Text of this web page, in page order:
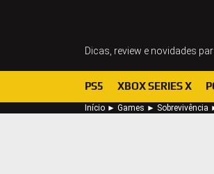
Dicas, review e novidades
PS5 XBOX SERIES X
Início ► Games ► Sobrevivência